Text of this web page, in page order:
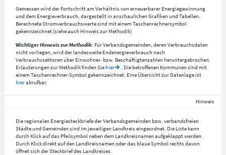
Gemessen wird der Fortschritt am Verhältnis von erneuerbarer Energiegewinnung
und dem Energieverbrauch, dargestellt in anschaulichen Grafiken und Tabellen.
Berechnete Stromverbrauchswerte sind mit einem Taschenrechnersymbol
gekennzeichnet (siehe auch Hinweis zur Methodik)
Wichtiger Hinweis zur Methodik: Für Verbandsgemeinden, deren Verbrauchsdaten
nicht vorliegen, wird der landesweite Endenergieverbrauch nach
Verbrauchssektoren über Einwohner- bzw. Beschäftigtenzahlen heruntergebrochen.
Erläuterungen zur Methodik finden Siehier
. Die betroffenen Kommunen sind mit
einem Taschenrechner-Symbol gekennzeichnet. Eine Übersicht zur Datenlage ist
hierabrufbar.
Hinweis
Die regionalen Energiesteckbriefe der Verbandsgemeinden bzw. verbandsfreien
Städte und Gemeinden sind im jeweiligen Landkreis eingeordnet. Die Liste kann
durch Klick auf das Pfeilsymbol neben dem Landkreisnamen aufgeklappt werden.
Durch Klick direkt auf den Landkreisnamen oder das blaue Symbol rechts davon
öffnet sich der Steckbrief des Landkreises.